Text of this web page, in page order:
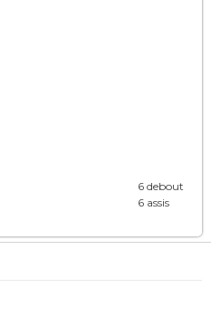
6 debout
6 assis